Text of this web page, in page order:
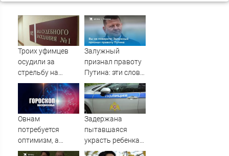
Троих уфимцев
осудили за
стрельбу на
кладбище в
Башкирии
Залужный
признал правоту
Путина: эти слова
прозвучали не
просто так
Овнам
потребуется
оптимизм, а
Водолеям –
Задержана
пытавшаяся
украсть ребенка
россиянка